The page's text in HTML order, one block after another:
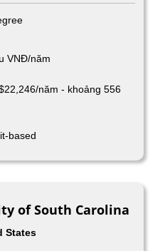
VNĐ/năm
năm - khoảng 556
based
of South Carolina
States